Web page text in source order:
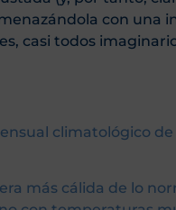
con una
casi todos
climatológico de
más cálida de lo